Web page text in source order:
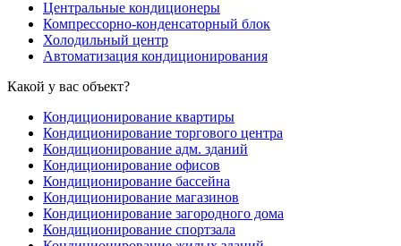
Центральные кондиционеры
Компрессорно-конденсаторный блок
Холодильный центр
Автоматизация кондиционирования
Какой у вас объект?
Кондиционирование квартиры
Кондиционирование торгового центра
Кондиционирование адм. зданий
Кондиционирование офисов
Кондиционирование бассейна
Кондиционирование магазинов
Кондиционирование загородного дома
Кондиционирование спортзала